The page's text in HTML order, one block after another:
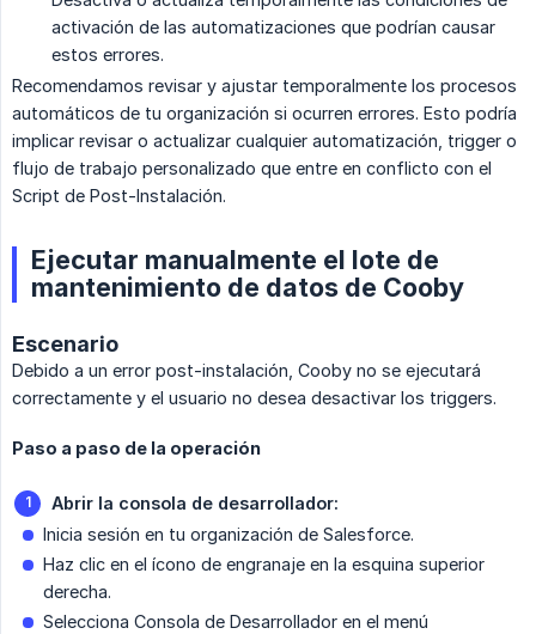
activación de las automatizaciones que podrían causar
estos errores.
Recomendamos revisar y ajustar temporalmente los procesos
automáticos de tu organización si ocurren errores. Esto podría
implicar revisar o actualizar cualquier automatización, trigger o
flujo de trabajo personalizado que entre en conflicto con el
Script de Post-Instalación.
Ejecutar manualmente el lote de
mantenimiento de datos de Cooby
Escenario
Debido a un error post-instalación, Cooby no se ejecutará
correctamente y el usuario no desea desactivar los triggers.
Paso a paso de la operación
Abrir la consola de desarrollador:
Inicia sesión en tu organización de Salesforce.
Haz clic en el ícono de engranaje en la esquina superior
derecha.
Selecciona Consola de Desarrollador en el menú